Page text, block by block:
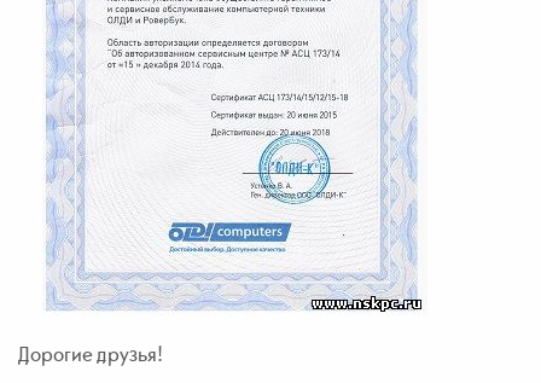
Дорогие друзья!